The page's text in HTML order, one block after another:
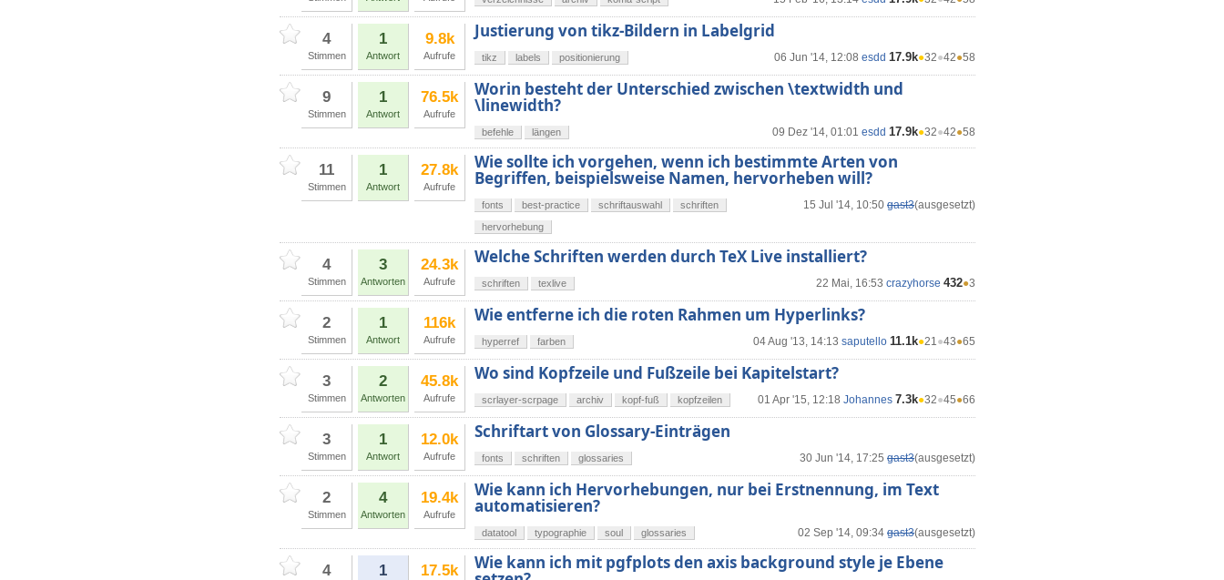
4
Stimmen
1
Antwort
9.8k
Aufrufe
Justierung von tikz-Bildern in Labelgrid
06 Jun '14, 12:08 esdd 17.9k●32●42●58
tikz labels positionierung
9
Stimmen
1
Antwort
76.5k
Aufrufe
Worin besteht der Unterschied zwischen \textwidth und
\linewidth?
09 Dez '14, 01:01 esdd 17.9k●32●42●58
befehle längen
11
Stimmen
1
Antwort
27.8k
Aufrufe
Wie sollte ich vorgehen, wenn ich bestimmte Arten von
Begriffen, beispielsweise Namen, hervorheben will?
15 Jul '14, 10:50 gast3(ausgesetzt)
fonts best-practice schriftauswahl
schriften
hervorhebung
4
Stimmen
3
Antworten
24.3k
Aufrufe
Welche Schriften werden durch TeX Live installiert?
22 Mai, 16:53 crazyhorse 432●3
schriften texlive
2
Stimmen
1
Antwort
116k
Aufrufe
Wie entferne ich die roten Rahmen um Hyperlinks?
04 Aug '13, 14:13 saputello 11.1k●21●43●65
hyperref farben
3
Stimmen
2
Antworten
45.8k
Aufrufe
Wo sind Kopfzeile und Fußzeile bei Kapitelstart?
01 Apr '15, 12:18 Johannes 7.3k●32●45●66
scrlayer-scrpage archiv kopf-fuß kopfzeilen
3
Stimmen
1
Antwort
12.0k
Aufrufe
Schriftart von Glossary-Einträgen
30 Jun '14, 17:25 gast3(ausgesetzt)
fonts schriften glossaries
2
Stimmen
4
Antworten
19.4k
Aufrufe
Wie kann ich Hervorhebungen, nur bei Erstnennung, im Text
automatisieren?
02 Sep '14, 09:34 gast3(ausgesetzt)
datatool typographie soul glossaries
4 1 17.5k Wie kann ich mit pgfplots den axis background style je Ebene